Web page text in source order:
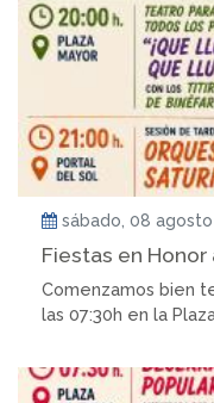
sábado, 08
Fiestas en Honor
Comenzamos bien
las 07:30h en la